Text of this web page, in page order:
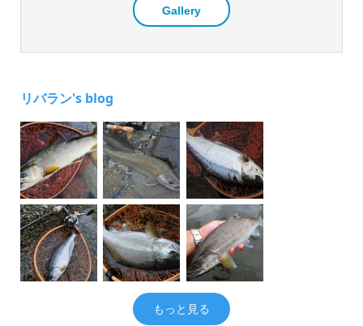
Gallery
リバラン's blog
もっと見る